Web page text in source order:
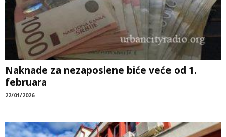
Naknade za nezaposlene biće veće od 1.
februara
22/01/2026